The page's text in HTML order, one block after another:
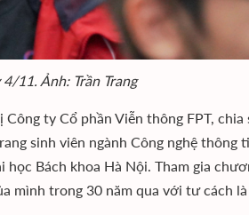
11. Ảnh: Trần Trang
ty Cổ phần Viễn thông FPT, chia
sinh viên ngành Công nghệ thông
Bách khoa Hà Nội. Tham gia
mình trong 30 năm qua với tư cách